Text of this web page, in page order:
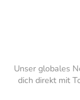
Unser globales
dich direkt mit